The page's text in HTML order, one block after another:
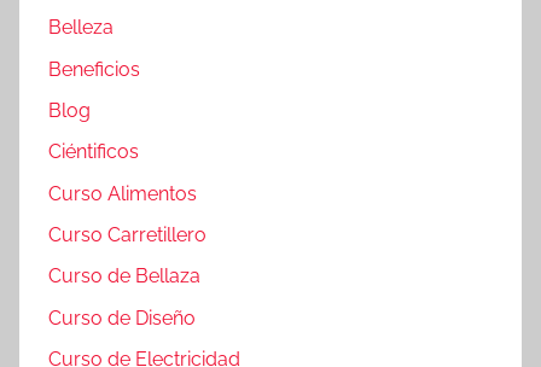
Belleza
Beneficios
Blog
Ciéntificos
Curso Alimentos
Curso Carretillero
Curso de Bellaza
Curso de Diseño
Curso de Electricidad